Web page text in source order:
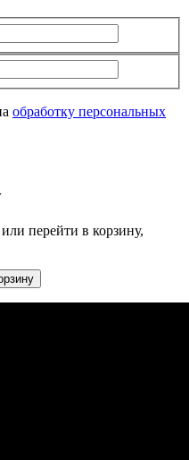
обработку персональных
перейти в корзину,